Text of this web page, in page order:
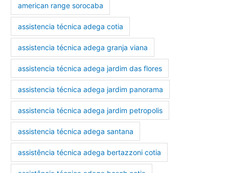
american range sorocaba
assistencia técnica adega cotia
assistencia técnica adega granja viana
assistencia técnica adega jardim das flores
assistencia técnica adega jardim panorama
assistencia técnica adega jardim petropolis
assistencia técnica adega santana
assistência técnica adega bertazzoni cotia